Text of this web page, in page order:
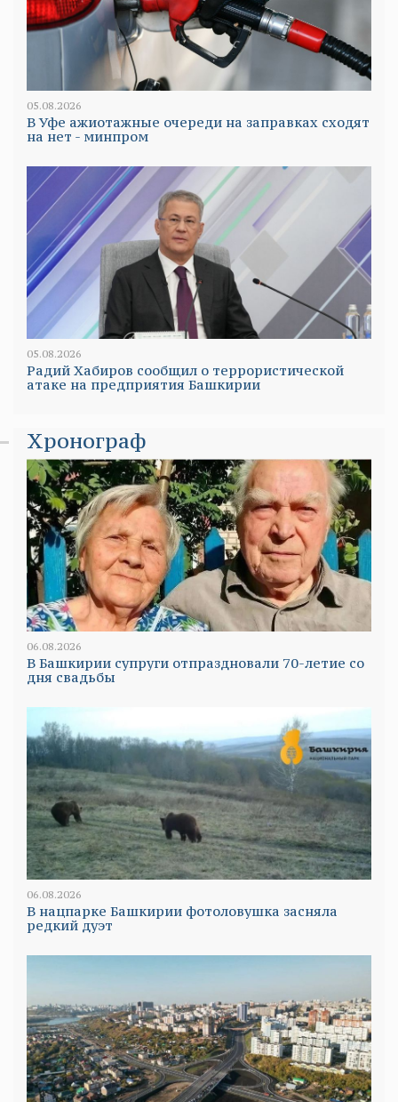
05.08.2026
В Уфе ажиотажные очереди на заправках сходят
на нет - минпром
05.08.2026
Радий Хабиров сообщил о террористической
атаке на предприятия Башкирии
Хронограф
06.08.2026
В Башкирии супруги отпраздновали 70-летие со
дня свадьбы
06.08.2026
В нацпарке Башкирии фотоловушка засняла
редкий дуэт